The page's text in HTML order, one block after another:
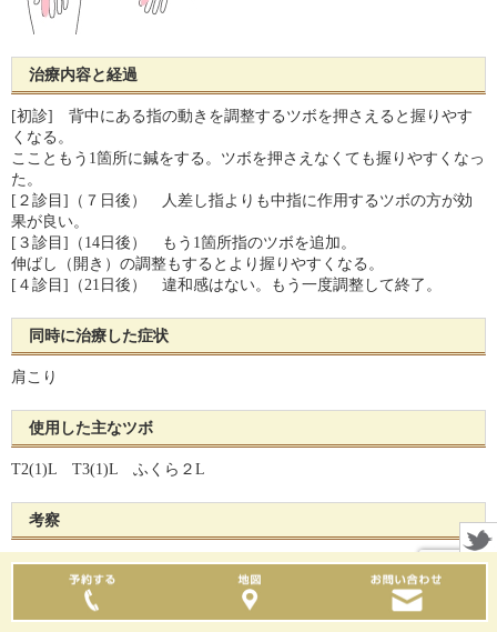
治療内容と経過
[初診] 背中にある指の動きを調整するツボを押さえると握りやす
くなる。
ここともう1箇所に鍼をする。ツボを押さえなくても握りやすくなっ
た。
[２診目]（７日後） 人差し指よりも中指に作用するツボの方が効
果が良い。
[３診目]（14日後） もう1箇所指のツボを追加。
伸ばし（開き）の調整もするとより握りやすくなる。
[４診目]（21日後） 違和感はない。もう一度調整して終了。
同時に治療した症状
肩こり
使用した主なツボ
T2(1)L T3(1)L ふくら２L
考察
特に思い当たる原因はありませんでした。人差し指なので使いすぎ
かも知れません。
本人は痛みよりも太くなったように感じていましたが、触れてもそ
んな様子はありませんでした。